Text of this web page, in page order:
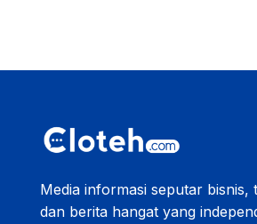
Media informasi seputar bisnis,
dan berita hangat yang